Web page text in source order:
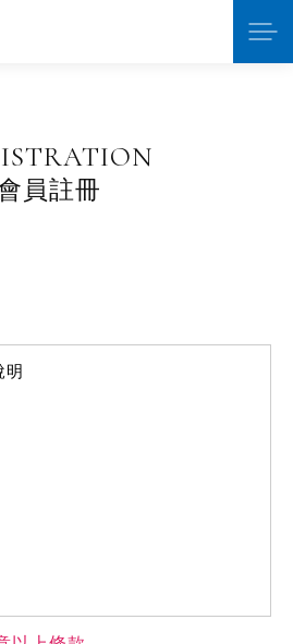
員註冊
明